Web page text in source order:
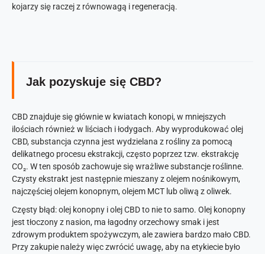
kojarzy się raczej z równowagą i regeneracją.
Jak pozyskuje się CBD?
CBD znajduje się głównie w kwiatach konopi, w mniejszych
ilościach również w liściach i łodygach. Aby wyprodukować olej
CBD, substancja czynna jest wydzielana z rośliny za pomocą
delikatnego procesu ekstrakcji, często poprzez tzw. ekstrakcję
CO₂. W ten sposób zachowuje się wrażliwe substancje roślinne.
Czysty ekstrakt jest następnie mieszany z olejem nośnikowym,
najczęściej olejem konopnym, olejem MCT lub oliwą z oliwek.
Częsty błąd: olej konopny i olej CBD to nie to samo. Olej konopny
jest tłoczony z nasion, ma łagodny orzechowy smak i jest
zdrowym produktem spożywczym, ale zawiera bardzo mało CBD.
Przy zakupie należy więc zwrócić uwagę, aby na etykiecie było